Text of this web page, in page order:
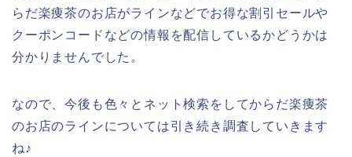
らだ楽痩茶のお店がラインなどでお得な割引セールや
クーポンコードなどの情報を配信しているかどうかは
分かりませんでした。
なので、今後も色々とネット検索をしてからだ楽痩茶
のお店のラインについては引き続き調査していきます
ね♪